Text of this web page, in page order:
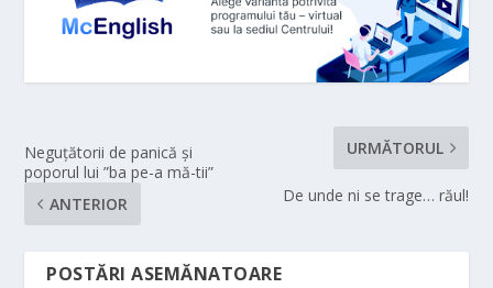
Neguțătorii de panică și
poporul lui ”ba pe-a mă-tii”
ANTERIOR
URMĂTORUL
De unde ni se trage… răul!
POSTĂRI ASEMĂNATOARE